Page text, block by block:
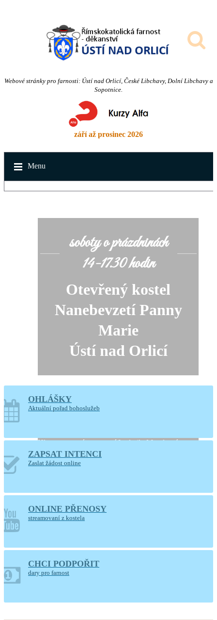
Webové stránky pro farnosti: Ústí nad Orlicí, České Libchavy, Dolní Libchavy a
Sopotnice.
září až prosinec 2026
Menu
soboty o prázdninách
14-17.30 hodin
Otevřený kostel
Nanebevzetí Panny
Marie
Ústí nad Orlicí
Generální úklid kostela
Hlaste se, prosíme, u paní Ludmily Moudrové
POUTNÍ DEN
OHLÁŠKY
Aktuální pořad bohoslužeb
ZAPSAT INTENCI
Zaslat žádost online
ONLINE PŘENOSY
streamovaní z kostela
CHCI PODPOŘIT
dary pro farnost